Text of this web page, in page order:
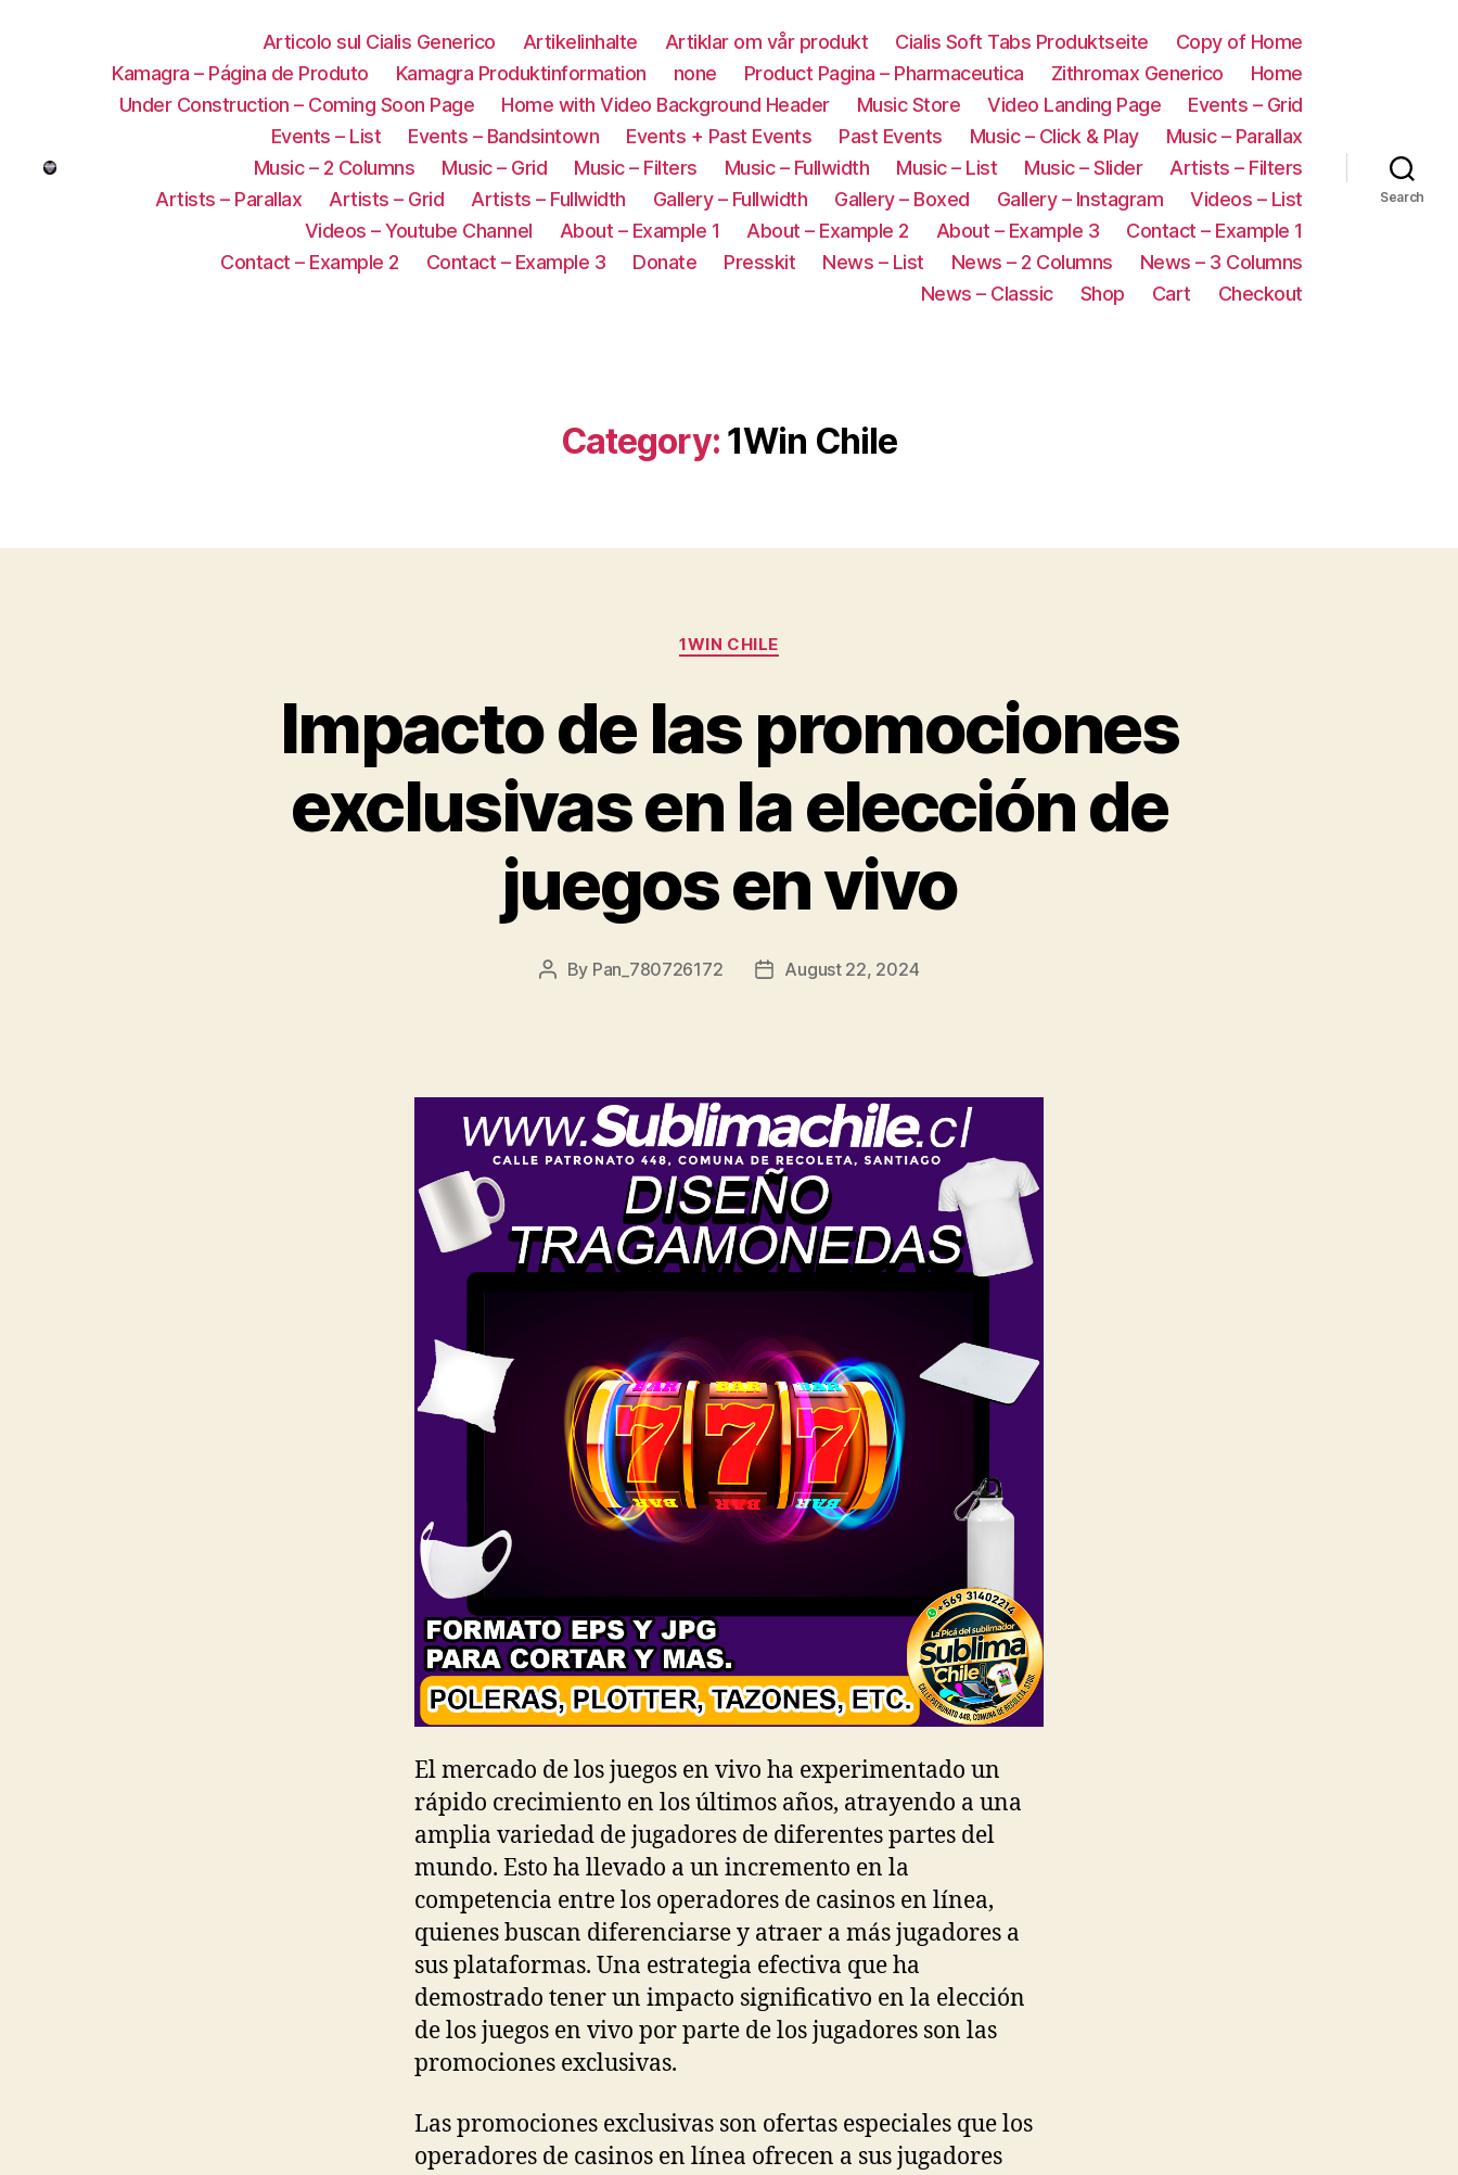
Articolo sul Cialis Generico Artikelinhalte Artiklar om vår produkt Cialis Soft Tabs Produktseite
Copy of Home
Kamagra – Página de Produto
Kamagra Produktinformation none Product Pagina – Pharmaceutica Zithromax Generico
Home
Under Construction – Coming Soon Page
Home with Video Background Header Music Store Video Landing Page
Events – Grid
Events – List
Events – Bandsintown Events + Past Events Past Events Music – Click & Play
Music – Parallax
Music – 2 Columns
Music – Grid Music – Filters Music – Fullwidth Music – List Music – Slider
Artists – Filters
Artists – Parallax
Artists – Grid Artists – Fullwidth Gallery – Fullwidth Gallery – Boxed Gallery – Instagram
Videos – List
Videos – Youtube Channel
About – Example 1 About – Example 2 About – Example 3
Contact – Example 1
Contact – Example 2
Contact – Example 3 Donate Presskit News – List News – 2 Columns
News – 3 Columns
News – Classic
Shop Cart Checkout
Search
Category: 1Win Chile
1WIN CHILE
Impacto de las promociones
exclusivas en la elección de
juegos en vivo
By Pan_780726172 August 22, 2024
El mercado de los juegos en vivo ha experimentado un
rápido crecimiento en los últimos años, atrayendo a una
amplia variedad de jugadores de diferentes partes del
mundo. Esto ha llevado a un incremento en la
competencia entre los operadores de casinos en línea,
quienes buscan diferenciarse y atraer a más jugadores a
sus plataformas. Una estrategia efectiva que ha
demostrado tener un impacto significativo en la elección
de los juegos en vivo por parte de los jugadores son las
promociones exclusivas.
Las promociones exclusivas son ofertas especiales que los
operadores de casinos en línea ofrecen a sus jugadores